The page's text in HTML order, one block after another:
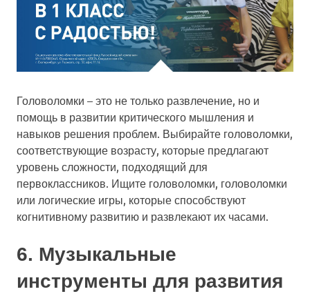
Головоломки – это не только развлечение, но и
помощь в развитии критического мышления и
навыков решения проблем. Выбирайте головоломки,
соответствующие возрасту, которые предлагают
уровень сложности, подходящий для
первоклассников. Ищите головоломки, головоломки
или логические игры, которые способствуют
когнитивному развитию и развлекают их часами.
6. Музыкальные
инструменты для развития